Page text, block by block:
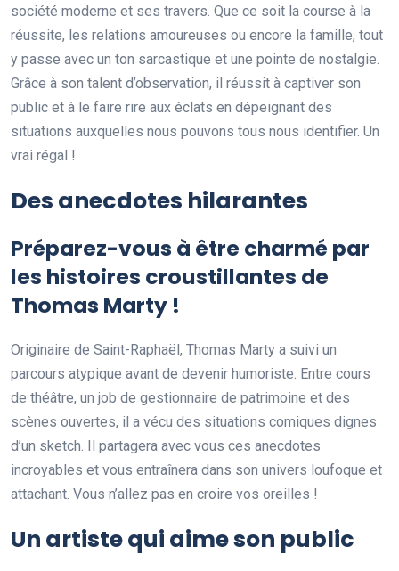
société moderne et ses travers. Que ce soit la course à la
réussite, les relations amoureuses ou encore la famille, tout
y passe avec un ton sarcastique et une pointe de nostalgie.
Grâce à son talent d’observation, il réussit à captiver son
public et à le faire rire aux éclats en dépeignant des
situations auxquelles nous pouvons tous nous identifier. Un
vrai régal !
Des anecdotes hilarantes
Préparez-vous à être charmé par
les histoires croustillantes de
Thomas Marty !
Originaire de Saint-Raphaël, Thomas Marty a suivi un
parcours atypique avant de devenir humoriste. Entre cours
de théâtre, un job de gestionnaire de patrimoine et des
scènes ouvertes, il a vécu des situations comiques dignes
d’un sketch. Il partagera avec vous ces anecdotes
incroyables et vous entraînera dans son univers loufoque et
attachant. Vous n’allez pas en croire vos oreilles !
Un artiste qui aime son public